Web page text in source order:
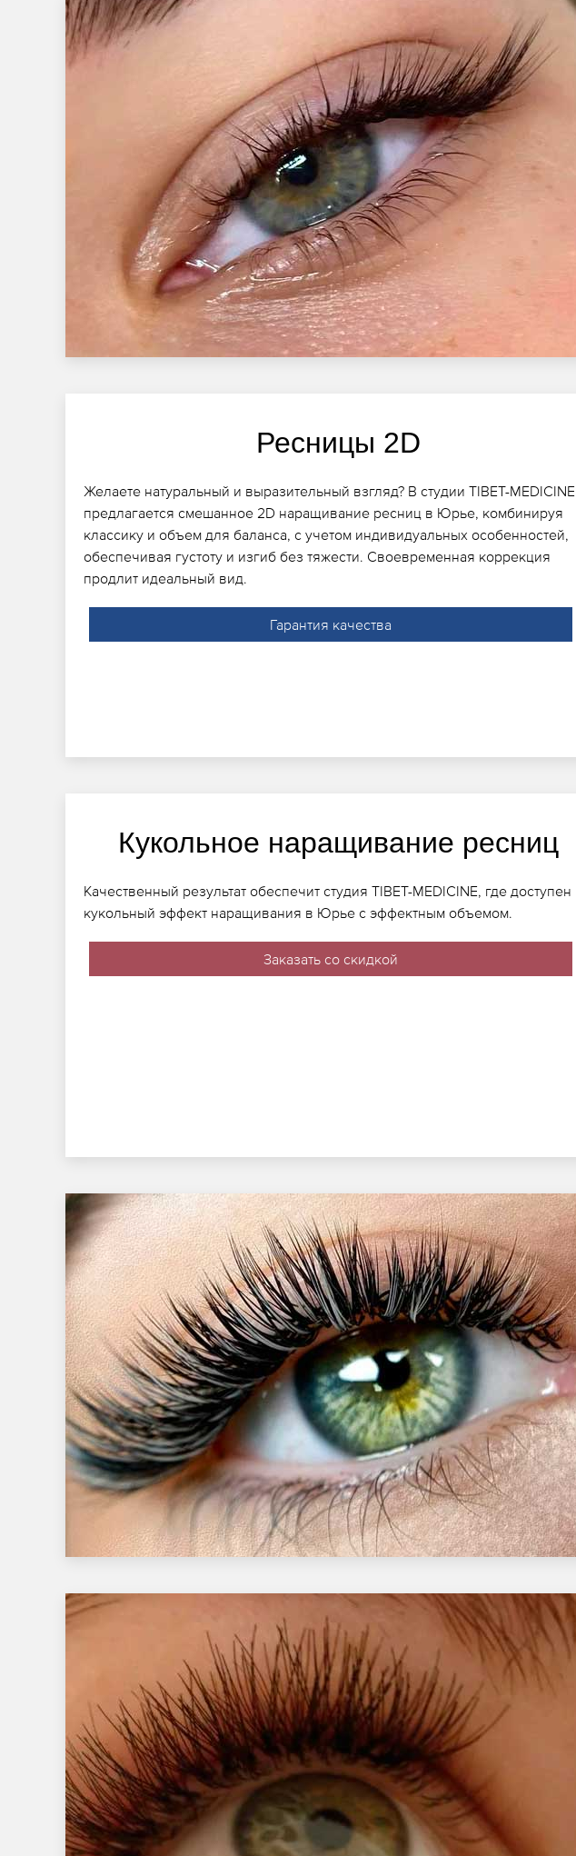
Ресницы 2D
Желаете натуральный и выразительный взгляд? В студии TIBET-MEDICINE
предлагается смешанное 2D наращивание ресниц в Юрье, комбинируя
классику и объем для баланса, с учетом индивидуальных особенностей,
обеспечивая густоту и изгиб без тяжести. Своевременная коррекция
продлит идеальный вид.
Гарантия качества
Кукольное наращивание ресниц
Качественный результат обеспечит студия TIBET-MEDICINE, где доступен
кукольный эффект наращивания в Юрье с эффектным объемом.
Заказать со скидкой